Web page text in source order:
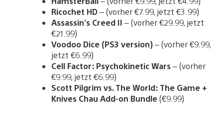
Ricochet HD– (vorher €7.99, jetzt €3.99)
Assassin’s Creed II – (vorher €29.99, jetzt
€21.99)
Voodoo Dice (PS3 version)– (vorher €9.99,
jetzt €6.99)
Cell Factor: Psychokinetic Wars– (vorher
€9.99, jetzt €6.99)
Scott Pilgrim vs. The World: The Game +
Knives Chau Add-on Bundle(€9.99)